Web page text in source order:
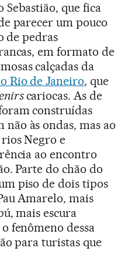
Sebastião, que fica
parecer um pouco
de pedras
em formato de
calçadas da
Rio de Janeiro, que
cariocas. As de
construídas
não às ondas, mas ao
Negro e
ao encontro
Parte do chão do
piso de dois tipos
Amarelo, mais
mais escura
fenômeno dessa
para turistas que